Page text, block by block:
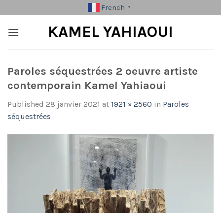
to
content
French ▼
KAMEL YAHIAOUI
Paroles séquestrées 2 oeuvre artiste
contemporain Kamel Yahiaoui
Published 28 janvier 2021 at 1921 × 2560 in Paroles
séquestrées